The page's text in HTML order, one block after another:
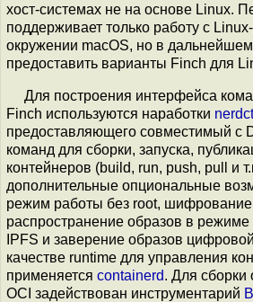
хост-системах не на основе Linux.
поддерживает только работу с
окружении macOS, но в
предоставить варианты Finch для
Для построения интерфейса
Finch используются наработки
предоставляющего совместимый с
команд для сборки, запуска,
контейнеров (build, run, push, pull и
дополнительные опциональные
режим работы без root, шифрование
распространение образов в
IPFS и заверение образов
качестве runtime для управления
применяется containerd. Для
OCI задействован инструментарий